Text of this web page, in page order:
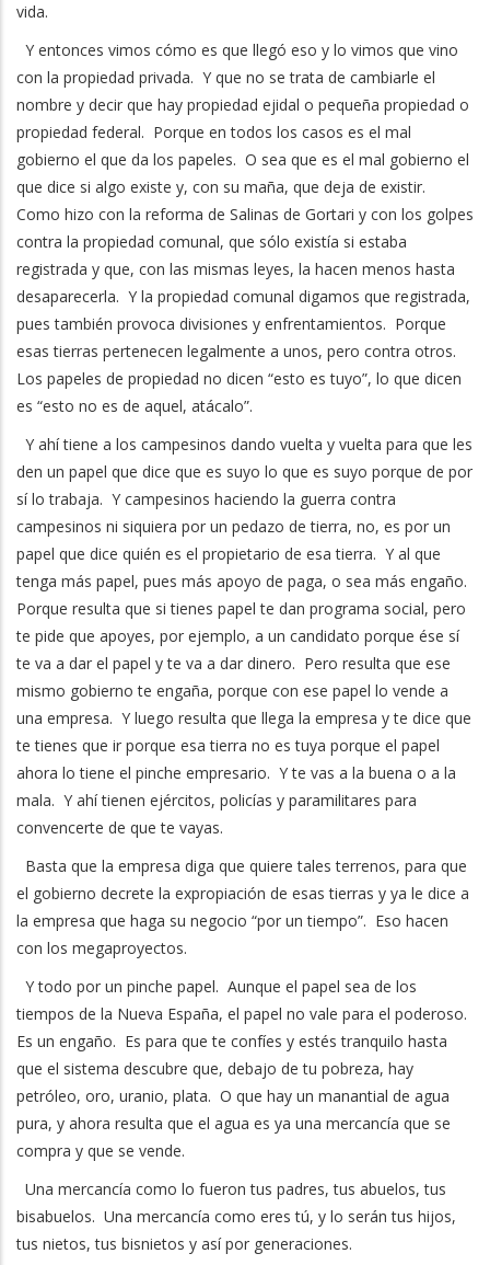
vida.
Y entonces vimos cómo es que llegó eso y lo vimos que vino
con la propiedad privada. Y que no se trata de cambiarle el
nombre y decir que hay propiedad ejidal o pequeña propiedad o
propiedad federal. Porque en todos los casos es el mal
gobierno el que da los papeles. O sea que es el mal gobierno el
que dice si algo existe y, con su maña, que deja de existir.
Como hizo con la reforma de Salinas de Gortari y con los golpes
contra la propiedad comunal, que sólo existía si estaba
registrada y que, con las mismas leyes, la hacen menos hasta
desaparecerla. Y la propiedad comunal digamos que registrada,
pues también provoca divisiones y enfrentamientos. Porque
esas tierras pertenecen legalmente a unos, pero contra otros.
Los papeles de propiedad no dicen “esto es tuyo”, lo que dicen
es “esto no es de aquel, atácalo”.
Y ahí tiene a los campesinos dando vuelta y vuelta para que les
den un papel que dice que es suyo lo que es suyo porque de por
sí lo trabaja. Y campesinos haciendo la guerra contra
campesinos ni siquiera por un pedazo de tierra, no, es por un
papel que dice quién es el propietario de esa tierra. Y al que
tenga más papel, pues más apoyo de paga, o sea más engaño.
Porque resulta que si tienes papel te dan programa social, pero
te pide que apoyes, por ejemplo, a un candidato porque ése sí
te va a dar el papel y te va a dar dinero. Pero resulta que ese
mismo gobierno te engaña, porque con ese papel lo vende a
una empresa. Y luego resulta que llega la empresa y te dice que
te tienes que ir porque esa tierra no es tuya porque el papel
ahora lo tiene el pinche empresario. Y te vas a la buena o a la
mala. Y ahí tienen ejércitos, policías y paramilitares para
convencerte de que te vayas.
Basta que la empresa diga que quiere tales terrenos, para que
el gobierno decrete la expropiación de esas tierras y ya le dice a
la empresa que haga su negocio “por un tiempo”. Eso hacen
con los megaproyectos.
Y todo por un pinche papel. Aunque el papel sea de los
tiempos de la Nueva España, el papel no vale para el poderoso.
Es un engaño. Es para que te confíes y estés tranquilo hasta
que el sistema descubre que, debajo de tu pobreza, hay
petróleo, oro, uranio, plata. O que hay un manantial de agua
pura, y ahora resulta que el agua es ya una mercancía que se
compra y que se vende.
Una mercancía como lo fueron tus padres, tus abuelos, tus
bisabuelos. Una mercancía como eres tú, y lo serán tus hijos,
tus nietos, tus bisnietos y así por generaciones.